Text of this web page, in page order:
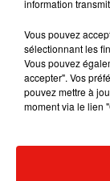
information
Vous pouvez
sélectionnant les
Vous pouvez
accepter". Vos
pouvez mettre à
moment via le lien